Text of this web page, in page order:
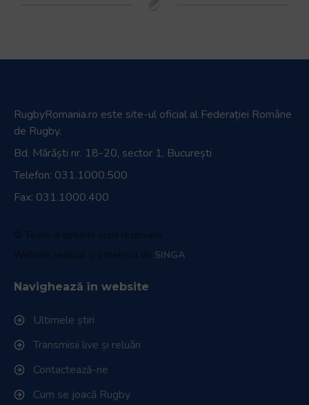
RugbyRomania.ro este site-ul oficial al Federației Române
de Rugby.
Bd. Mărăști nr. 18-20, sector 1, București
Telefon: 031.1000.500
Fax: 031.1000.400
© Toate drepturile sunt rezervate.
Website realizat și întreținut de SINGA
Navighează în website
Ultimele știri
Transmisii live și reluări
Contactează-ne
Cum se joacă Rugby